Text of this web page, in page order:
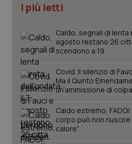
I più letti
Caldo, segnali di
agosto restano 26
scendono a 19
Covid. Il silenzio di
Ma il Quinto
un’ammissione di colpa
Caldo estremo,
corpo può non
calore”
_ga